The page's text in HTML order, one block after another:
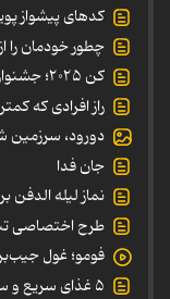
کدهای پیشواز
چطور خودمان را از نظر ذهنی
کن ۲۰۲۵؛ جشنواره‌ای علیه خانواده
راز افرادی که
دورود،
جان فدا
نماز لیله
طرح اختصاصی
فومو؛ غول
۵ غذای سریع و سالم برای طبیعت‌گردی